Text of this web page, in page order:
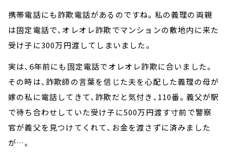
携帯電話にも詐欺電話があるのですね。私の義理の両親
は固定電話で、オレオレ詐欺でマンションの敷地内に来た
受け子に300万円渡してしまいました。
実は、6年前にも固定電話でオレオレ詐欺に合いました。
その時は、詐欺師の言葉を信じた夫を心配した義理の母が
嫁の私に電話してきて、詐欺だと気付き、110番。義父が駅
で待ち合わせしていた受け子に500万円渡す寸前で警察
官が義父を見つけてくれて、お金を渡さずに済みました
が…。